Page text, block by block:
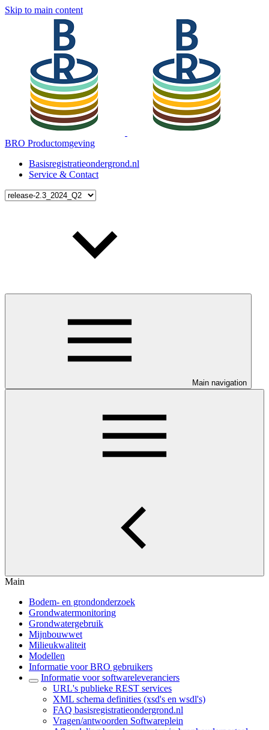
Skip to main content
BRO Productomgeving
Basisregistratieondergrond.nl
Service & Contact
Main navigation
Main
Bodem- en grondonderzoek
Grondwatermonitoring
Grondwatergebruik
Mijnbouwwet
Milieukwaliteit
Modellen
Informatie voor BRO gebruikers
Informatie voor softwareleveranciers
URL's publieke REST services
XML schema definities (xsd's en wsdl's)
FAQ basisregistratieondergrond.nl
Vragen/antwoorden Softwareplein